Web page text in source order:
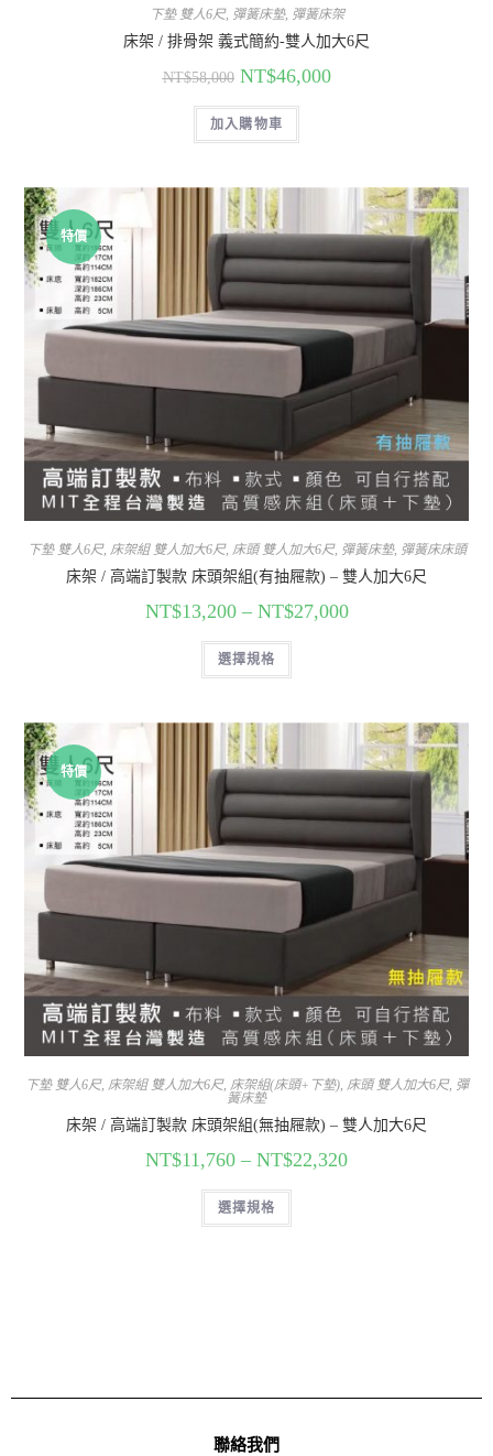
下墊 雙人6尺, 彈簧床墊, 彈簧床架
床架 / 排骨架 義式簡約-雙人加大6尺
NT$58,000 NT$46,000
加入購物車
特價
下墊 雙人6尺, 床架組 雙人加大6尺, 床頭 雙人加大6尺, 彈簧床墊, 彈簧床床頭
床架 / 高端訂製款 床頭架組(有抽屜款) – 雙人加大6尺
NT$13,200– NT$27,000
選擇規格
特價
下墊 雙人6尺, 床架組 雙人加大6尺, 床架組(床頭+下墊), 床頭 雙人加大6尺, 彈
簧床墊
床架 / 高端訂製款 床頭架組(無抽屜款) – 雙人加大6尺
NT$11,760 – NT$22,320
選擇規格
聯絡我們